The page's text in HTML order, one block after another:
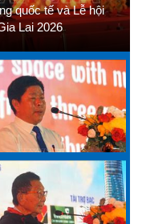
quốc tế và Lễ hội
Lai 2026